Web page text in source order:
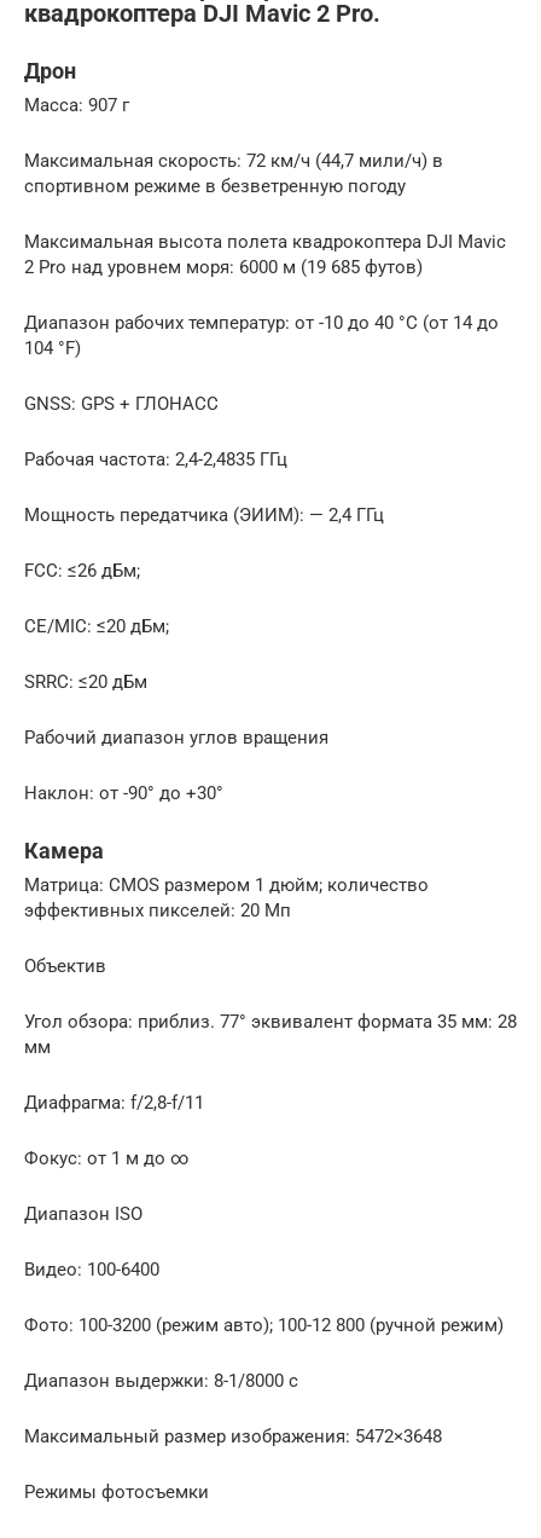
квадрокоптера DJI Mavic 2 Pro.
Дрон
Масса: 907 г
Максимальная скорость: 72 км/ч (44,7 мили/ч) в
спортивном режиме в безветренную погоду
Максимальная высота полета квадрокоптера DJI Mavic
2 Pro над уровнем моря: 6000 м (19 685 футов)
Диапазон рабочих температур: от -10 до 40 °C (от 14 до
104 °F)
GNSS: GPS + ГЛОНАСС
Рабочая частота: 2,4-2,4835 ГГц
Мощность передатчика (ЭИИМ): — 2,4 ГГц
FCC: ≤26 дБм;
CE/MIC: ≤20 дБм;
SRRC: ≤20 дБм
Рабочий диапазон углов вращения
Наклон: от -90° до +30°
Камера
Матрица: CMOS размером 1 дюйм; количество
эффективных пикселей: 20 Mп
Объектив
Угол обзора: приблиз. 77° эквивалент формата 35 мм: 28
мм
Диафрагма: f/2,8-f/11
Фокус: от 1 м до ∞
Диапазон ISO
Видео: 100-6400
Фото: 100-3200 (режим авто); 100-12 800 (ручной режим)
Диапазон выдержки: 8-1/8000 с
Максимальный размер изображения: 5472×3648
Режимы фотосъемки